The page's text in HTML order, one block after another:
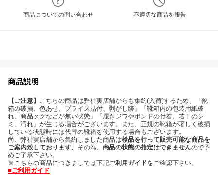
商品についての問い合わせ 不適切な商品を報告
商品説明
【ご注意】 こちらの商品は弊社実店舗からも集約(入荷)するため、「靴
箱の破損、色あせ、プライス貼付、剥がし跡」「靴箱内の包装用紙破
れ、商品タグなどが無い状態」「履きジワやボンドの付着、若干のシ
ミ、汚れ」が生じる場合がございます。また、正規の靴箱が著しく破損
している状態時には代替の靴箱を使用する場合もございます。
尚、弊社実店舗から集約しました商品は検品を行って販売可能な商品を
ご案内致しております。 その為、 商品の状態の指定はできませんので予
めご了承下さい。
※こちらの商品につきましては下記ご利用ガイドをご確認下さい。
■ご利用ガイド